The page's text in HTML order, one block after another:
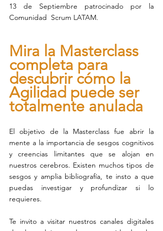
13 de Septiembre patrocinado por la
Comunidad  Scrum LATAM.
Mira la Masterclass
completa para
descubrir cómo la
Agilidad puede ser
totalmente anulada
El objetivo de la Masterclass fue abrir la
mente a la importancia de sesgos cognitivos
y creencias limitantes que se alojan en
nuestros cerebros. Existen muchos tipos de
sesgos y amplia bibliografía, te insto a que
puedas investigar y profundizar si lo
requieres.
Te invito a visitar nuestros canales digitales